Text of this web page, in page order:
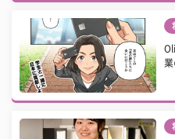
業